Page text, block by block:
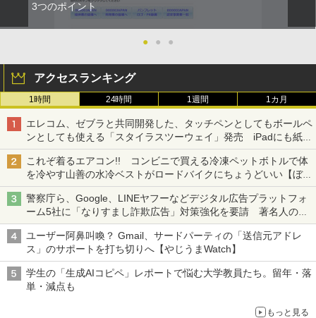
3つのポイント
● ● ●
アクセスランキング
1時間 24時間 1週間 1カ月
エレコム、ゼブラと共同開発した、タッチペンとしてもボールペ
ンとしても使える「スタイラスツーウェイ」発売 iPadにも紙に
も、持ち替えずに書き込める
これぞ着るエアコン!! コンビニで買える冷凍ペットボトルで体
を冷やす山善の水冷ベストがロードバイクにちょうどいい【ぼっ
ち・ざ・ろーど！その14】【空いた時間でなにしてる？】
警察庁ら、Google、LINEヤフーなどデジタル広告プラットフォ
ーム5社に「なりすまし詐欺広告」対策強化を要請 著名人の写
真や映像を使った投資詐欺などへの対策として
ユーザー阿鼻叫喚？ Gmail、サードパーティの「送信元アドレ
ス」のサポートを打ち切りへ【やじうまWatch】
学生の「生成AIコピペ」レポートで悩む大学教員たち。留年・落
単・減点も
もっと見る